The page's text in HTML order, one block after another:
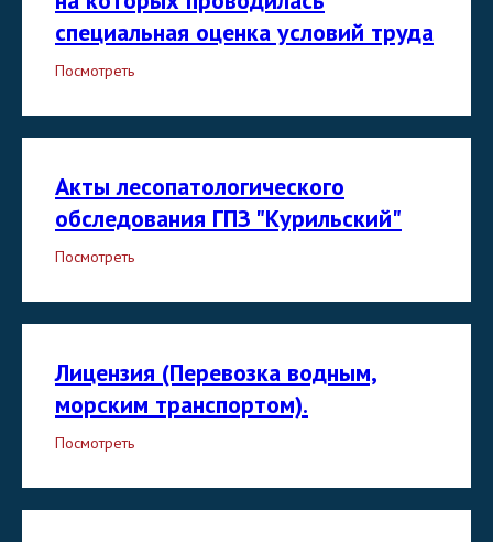
специальная оценка условий труда
Посмотреть
Акты лесопатологического
обследования ГПЗ "Курильский"
Посмотреть
Лицензия (Перевозка водным,
морским транспортом).
Посмотреть